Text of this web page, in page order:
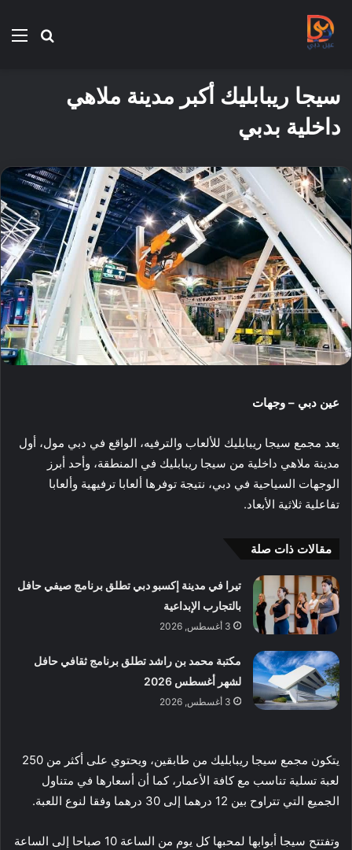
بحث
سيجا ريبابليك أكبر مدينة ملاهي
داخلية بدبي
عين دبي – وجهات
يعد مجمع سيجا ريبابليك للألعاب والترفيه، الواقع في دبي مول، أول
مدينة ملاهي داخلية من سيجا ريبابليك في المنطقة، وأحد أبرز
الوجهات السياحية في دبي، نتيجة توفرها ألعابا ترفيهية وألعابا
تفاعلية ثلاثية الأبعاد.
مقالات ذات صلة
تيرا في مدينة إكسبو دبي تطلق برنامج صيفي حافل
بالتجارب الإبداعية
3 أغسطس, 2026
مكتبة محمد بن راشد تطلق برنامج ثقافي حافل
لشهر أغسطس 2026
3 أغسطس, 2026
يتكون مجمع سيجا ريبابليك من طابقين، ويحتوي على أكثر من 250
لعبة تسلية تناسب مع كافة الأعمار، كما أن أسعارها في متناول
الجميع التي تتراوح بين 12 درهما إلى 30 درهما وفقا لنوع اللعبة.
وتفتتح سيجا أبوابها لمحبها كل يوم من الساعة 10 صباحا إلى الساعة